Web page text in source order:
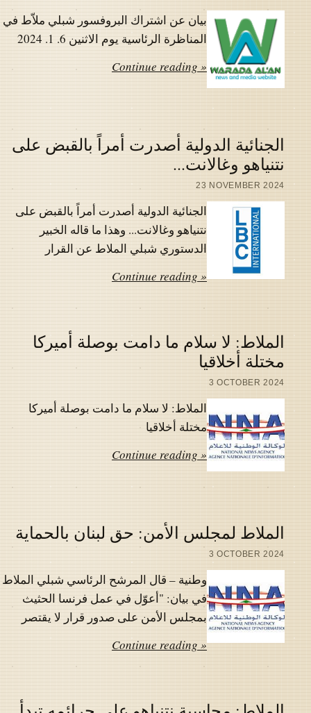
بيان عن اشتراك البروفسور شبلي ملاّط في
المناظرة الرئاسية يوم الاثنين 6. 1. 2024
Continue reading »
الجنائية الدولية أصدرت أمراً بالقبض على
نتنياهو وغالانت...
23 NOVEMBER 2024
الجنائية الدولية أصدرت أمراً بالقبض على
نتنياهو وغالانت... وهذا ما قاله الخبير
الدستوري شبلي الملاط عن القرار
Continue reading »
الملاط: لا سلام ما دامت بوصلة أميركا
مختلة أخلاقيا
3 OCTOBER 2024
الملاط: لا سلام ما دامت بوصلة أميركا
مختلة أخلاقيا
Continue reading »
الملاط لمجلس الأمن: حق لبنان بالحماية
3 OCTOBER 2024
وطنية – قال المرشح الرئاسي شبلي الملاط
في بيان: "أعوّل في عمل فرنسا الحثيث
بمجلس الأمن على صدور قرار لا يقتصر
Continue reading »